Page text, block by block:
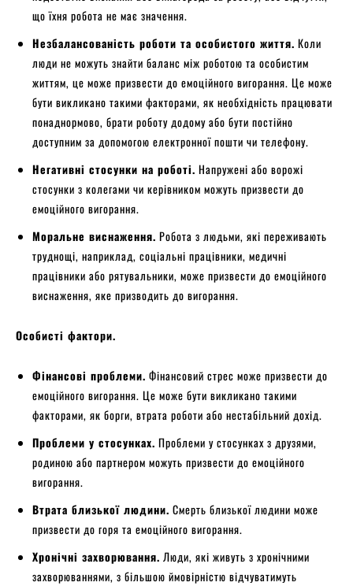
що їхня робота не має значення.
Незбалансованість роботи та особистого життя. Коли
люди не можуть знайти баланс між роботою та особистим
життям, це може призвести до емоційного вигорання. Це може
бути викликано такими факторами, як необхідність працювати
понаднормово, брати роботу додому або бути постійно
доступним за допомогою електронної пошти чи телефону.
Негативні стосунки на роботі. Напружені або ворожі
стосунки з колегами чи керівником можуть призвести до
емоційного вигорання.
Моральне виснаження. Робота з людьми, які переживають
труднощі, наприклад, соціальні працівники, медичні
працівники або рятувальники, може призвести до емоційного
виснаження, яке призводить до вигорання.
Особисті фактори.
Фінансові проблеми. Фінансовий стрес може призвести до
емоційного вигорання. Це може бути викликано такими
факторами, як борги, втрата роботи або нестабільний дохід.
Проблеми у стосунках. Проблеми у стосунках з друзями,
родиною або партнером можуть призвести до емоційного
вигорання.
Втрата близької людини. Смерть близької людини може
призвести до горя та емоційного вигорання.
Хронічні захворювання. Люди, які живуть з хронічними
захворюваннями, з більшою ймовірністю відчуватимуть